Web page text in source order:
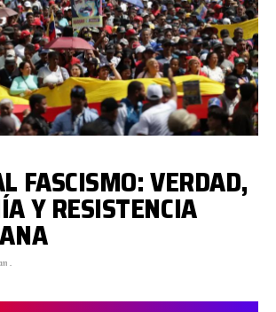
FASCISMO: VERDAD,
Y RESISTENCIA